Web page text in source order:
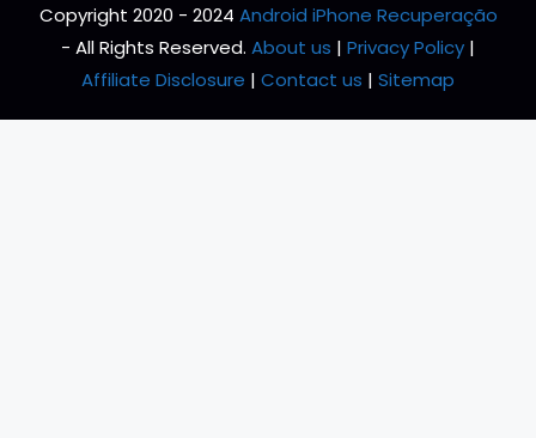
Copyright 2020 - 2024 Android iPhone Recuperação
- All Rights Reserved. About us | Privacy Policy |
Affiliate Disclosure | Contact us | Sitemap